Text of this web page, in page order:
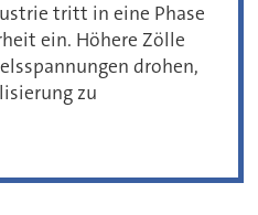
tritt in eine Phase
ein. Höhere Zölle
drohen,
zu